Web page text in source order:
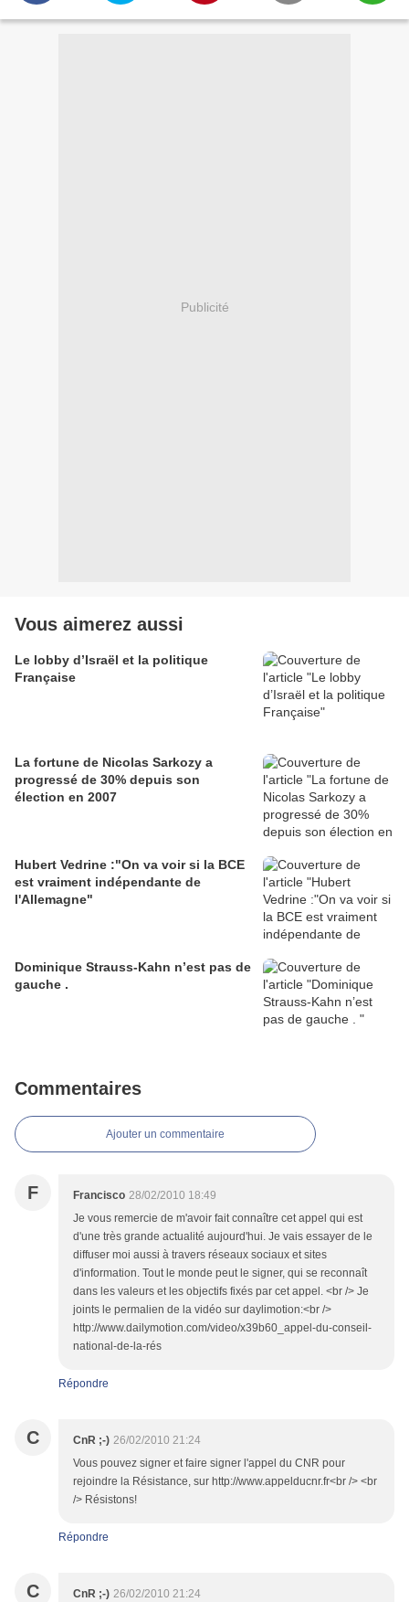
Publicité
Vous aimerez aussi
Le lobby d’Israël et la politique
Française
La fortune de Nicolas Sarkozy a
progressé de 30% depuis son
élection en 2007
Hubert Vedrine :"On va voir si la BCE
est vraiment indépendante de
l'Allemagne"
Dominique Strauss-Kahn n’est pas de
gauche .
Commentaires
Ajouter un commentaire
F Francisco 28/02/2010 18:49
Je vous remercie de m'avoir fait connaître cet appel qui est
d'une très grande actualité aujourd'hui. Je vais essayer de le
diffuser moi aussi à travers réseaux sociaux et sites
d'information. Tout le monde peut le signer, qui se reconnaît
dans les valeurs et les objectifs fixés par cet appel. <br /> Je
joints le permalien de la vidéo sur daylimotion:<br />
http://www.dailymotion.com/video/x39b60_appel-du-conseil-
national-de-la-rés
Répondre
C CnR ;-) 26/02/2010 21:24
Vous pouvez signer et faire signer l'appel du CNR pour
rejoindre la Résistance, sur http://www.appelducnr.fr<br /> <br
/> Résistons!
Répondre
C CnR ;-) 26/02/2010 21:24